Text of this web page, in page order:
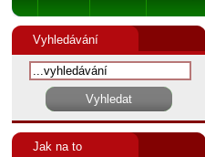
Vyhledávání
Jak na to